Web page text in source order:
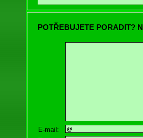
POTŘEBUJETE PORADIT?
E-mail: